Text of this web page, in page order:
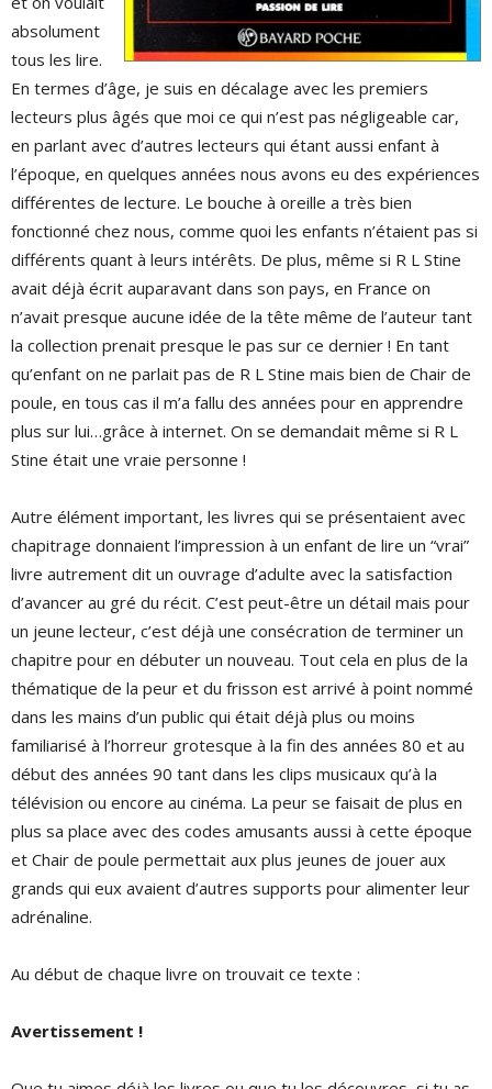
absolument
tous les lire.
En termes d’âge, je suis en décalage avec les premiers
lecteurs plus âgés que moi ce qui n’est pas négligeable car,
en parlant avec d’autres lecteurs qui étant aussi enfant à
l’époque, en quelques années nous avons eu des expériences
différentes de lecture. Le bouche à oreille a très bien
fonctionné chez nous, comme quoi les enfants n’étaient pas si
différents quant à leurs intérêts. De plus, même si R L Stine
avait déjà écrit auparavant dans son pays, en France on
n’avait presque aucune idée de la tête même de l’auteur tant
la collection prenait presque le pas sur ce dernier ! En tant
qu’enfant on ne parlait pas de R L Stine mais bien de Chair de
poule, en tous cas il m’a fallu des années pour en apprendre
plus sur lui…grâce à internet. On se demandait même si R L
Stine était une vraie personne !
Autre élément important, les livres qui se présentaient avec
chapitrage donnaient l’impression à un enfant de lire un “vrai”
livre autrement dit un ouvrage d’adulte avec la satisfaction
d’avancer au gré du récit. C’est peut-être un détail mais pour
un jeune lecteur, c’est déjà une consécration de terminer un
chapitre pour en débuter un nouveau. Tout cela en plus de la
thématique de la peur et du frisson est arrivé à point nommé
dans les mains d’un public qui était déjà plus ou moins
familiarisé à l’horreur grotesque à la fin des années 80 et au
début des années 90 tant dans les clips musicaux qu’à la
télévision ou encore au cinéma. La peur se faisait de plus en
plus sa place avec des codes amusants aussi à cette époque
et Chair de poule permettait aux plus jeunes de jouer aux
grands qui eux avaient d’autres supports pour alimenter leur
adrénaline.
Au début de chaque livre on trouvait ce texte :
Avertissement !